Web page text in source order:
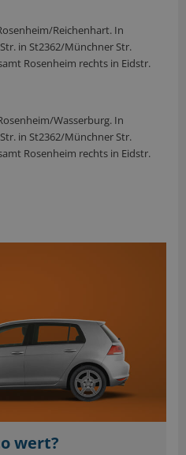
Reichenhart. In
in St2362/Münchner Str.
Rosenheim rechts in Eidstr.
Wasserburg. In
in St2362/Münchner Str.
Rosenheim rechts in Eidstr.
wert?